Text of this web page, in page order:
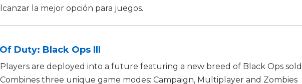
la mejor opción para juegos.
Duty: Black Ops III
Players are deployed into a future featuring a new breed of Black Ops
Combines three unique game modes: Campaign, Multiplayer and Zombies